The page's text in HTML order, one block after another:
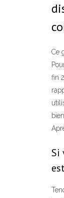
Ce
fin
Si